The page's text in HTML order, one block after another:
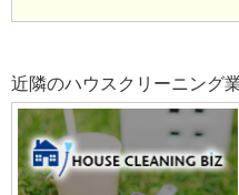
近隣のハウスクリーニング